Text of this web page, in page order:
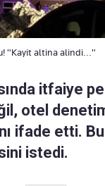
"Kayit altina alindi..."
itfaiye
otel
ifade etti.
istedi.